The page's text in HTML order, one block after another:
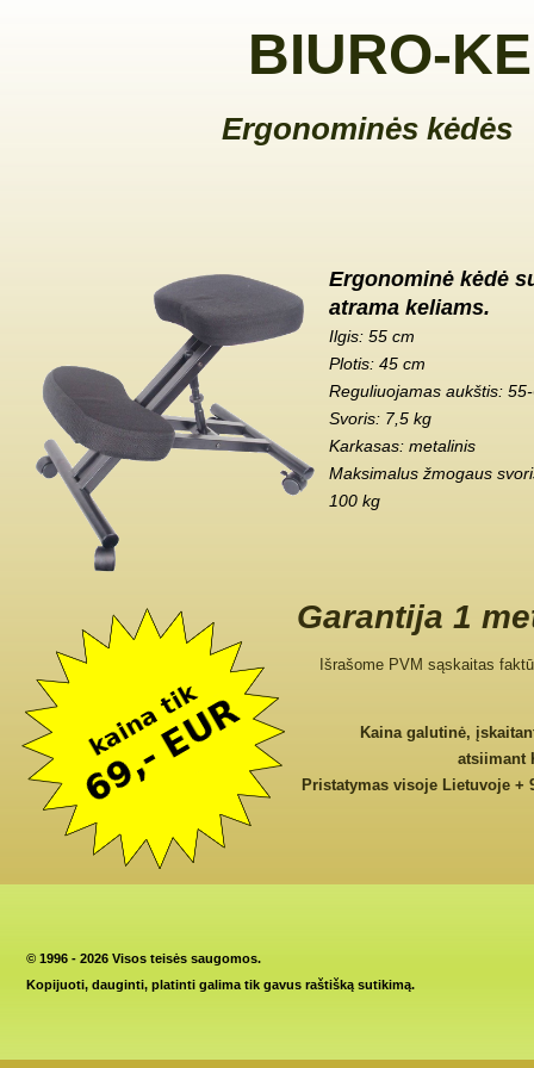
BIURO-
Ergonominės kėdės
Ergonominė kėdė
atrama keliams.
Ilgis: 55 cm
Plotis: 45 cm
Reguliuojamas aukštis:
Svoris: 7,5 kg
Karkasas: metalinis
Maksimalus žmogaus
100 kg
Garantija 1
Išrašome PVM sąskaitas
Kaina galutinė,
atsiimant
Pristatymas visoje Lietuvoje +
© 1996 - 2026 Visos teisės saugomos.
Kopijuoti, dauginti, platinti galima tik gavus raštišką sutikimą.